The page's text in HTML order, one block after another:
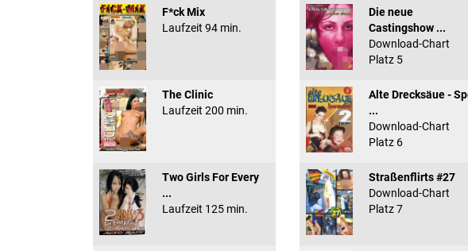
F*ck Mix
Laufzeit 94 min.
The Clinic
Laufzeit 200 min.
Two Girls For Every
...
Laufzeit 125 min.
Die neue
Castingshow ...
Download-Chart
Platz 5
Alte Drecksäue -
...
Download-Chart
Platz 6
Straßenflirts #27
Download-Chart
Platz 7